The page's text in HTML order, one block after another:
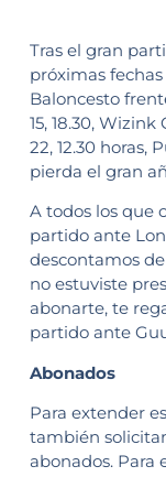
Tras el gran
próximas
Baloncesto
15, 18.30,
22, 12.30 horas,
pierda el gran
A todos los que
partido ante
descontamos
no estuviste
abonarte, te
partido ante
Abonados
Para extender
también
abonados. Para